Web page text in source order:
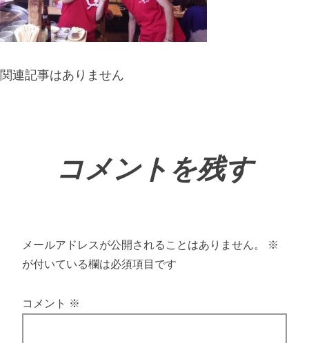
関連記事はありません
コメントを残す
メールアドレスが公開されることはありません。
※
が付いている欄は必須項目です
コメント ※